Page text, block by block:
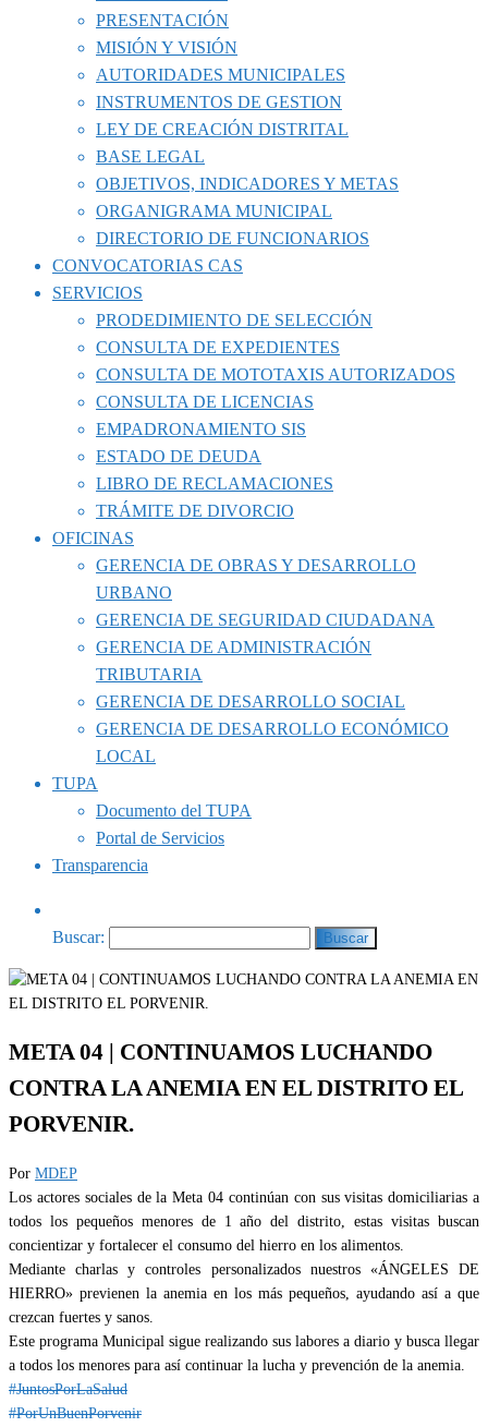
PRESENTACIÓN
MISIÓN Y VISIÓN
AUTORIDADES MUNICIPALES
INSTRUMENTOS DE GESTION
LEY DE CREACIÓN DISTRITAL
BASE LEGAL
OBJETIVOS, INDICADORES Y METAS
ORGANIGRAMA MUNICIPAL
DIRECTORIO DE FUNCIONARIOS
CONVOCATORIAS CAS
SERVICIOS
PRODEDIMIENTO DE SELECCIÓN
CONSULTA DE EXPEDIENTES
CONSULTA DE MOTOTAXIS AUTORIZADOS
CONSULTA DE LICENCIAS
EMPADRONAMIENTO SIS
ESTADO DE DEUDA
LIBRO DE RECLAMACIONES
TRÁMITE DE DIVORCIO
OFICINAS
GERENCIA DE OBRAS Y DESARROLLO
URBANO
GERENCIA DE SEGURIDAD CIUDADANA
GERENCIA DE ADMINISTRACIÓN
TRIBUTARIA
GERENCIA DE DESARROLLO SOCIAL
GERENCIA DE DESARROLLO ECONÓMICO
LOCAL
TUPA
Documento del TUPA
Portal de Servicios
Transparencia
Buscar:
META 04 | CONTINUAMOS LUCHANDO
CONTRA LA ANEMIA EN EL DISTRITO EL
PORVENIR.
Por MDEP
Los actores sociales de la Meta 04 continúan con sus visitas domiciliarias a
todos los pequeños menores de 1 año del distrito, estas visitas buscan
concientizar y fortalecer el consumo del hierro en los alimentos.
Mediante charlas y controles personalizados nuestros «ÁNGELES DE
HIERRO» previenen la anemia en los más pequeños, ayudando así a que
crezcan fuertes y sanos.
Este programa Municipal sigue realizando sus labores a diario y busca llegar
a todos los menores para así continuar la lucha y prevención de la anemia.
#JuntosPorLaSalud
#PorUnBuenPorvenir